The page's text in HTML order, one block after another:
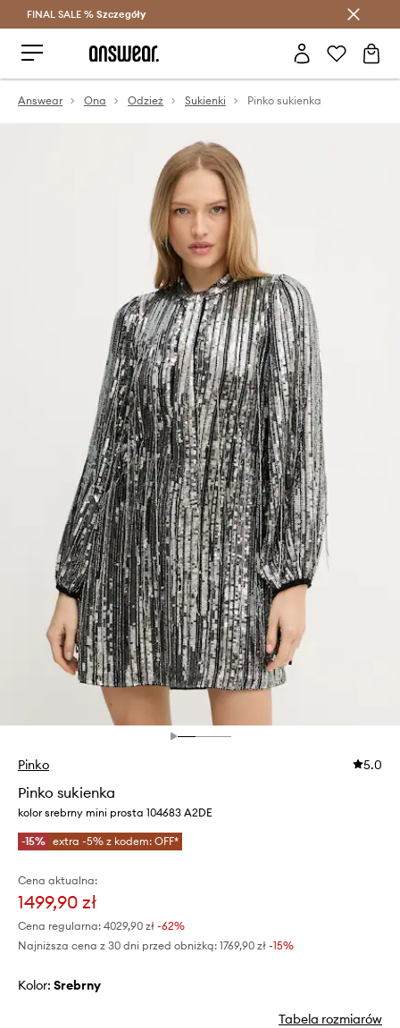
Oszczędzaj z Answear Club >
FINAL SALE % Szczegóły
Answear Ona Odzież Sukienki Pinko sukienka
Pinko 5.0
Pinko sukienka
kolor srebrny mini prosta 104683 A2DE
-15% extra -5% z kodem: OFF*
Cena aktualna:
1499,90 zł
Cena regularna: 4029,90 zł -62%
Najniższa cena z 30 dni przed obniżką: 1769,90 zł -15%
Kolor: srebrny
Tabela rozmiarów